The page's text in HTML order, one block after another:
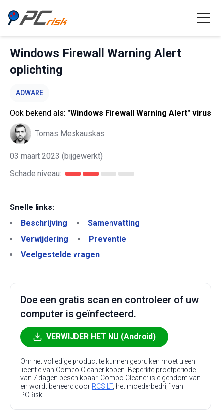
Windows Firewall Warning Alert
oplichting
ADWARE
Ook bekend als: "Windows Firewall Warning Alert" virus
Tomas Meskauskas
03 maart 2023 (bijgewerkt)
Schade niveau:
Snelle links:
Beschrijving
Samenvatting
Verwijdering
Preventie
Veelgestelde vragen
Doe een gratis scan en controleer of uw
computer is geïnfecteerd.
VERWIJDER HET NU (Android)
Om het volledige product te kunnen gebruiken moet u een
licentie van Combo Cleaner kopen. Beperkte proefperiode
van 7 dagen beschikbaar. Combo Cleaner is eigendom van
en wordt beheerd door RCS LT, het moederbedrijf van
PCRisk.